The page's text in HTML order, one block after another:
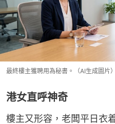
最終樓主獲聘用為秘書。（AI生成圖片）
港女直呼神奇
樓主又形容，老闆平日衣